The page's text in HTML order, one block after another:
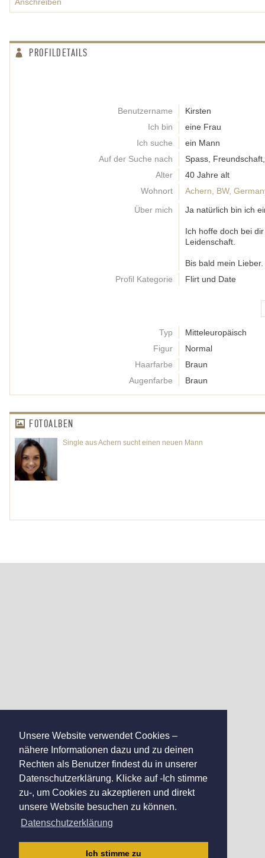
Unsere Website verwendet Cookies –
nähere Informationen dazu und zu deinen
Rechten als Benutzer findest du in unserer
Datenschutzerklärung. Klicke auf -Ich stimme
zu-, um Cookies zu akzeptieren und direkt
unsere Website besuchen zu können.
Datenschutzerklärung
Ich stimme zu
Anschreiben
PROFILDETAILS
Benutzername
Kirsten
Ich bin
eine Frau
Ich suche
ein Mann
Auf der Suche nach
Spass,
Alter
40 Jahre alt
Wohnort
Achern, BW,
Über mich
Ja natürlich bin ich
Ich hoffe doch bei
Leidenschaft.
Bis bald mein Lieber.
Profil Kategorie
Flirt und Date
Typ
Mitteleuropäisch
Figur
Normal
Haarfarbe
Braun
Augenfarbe
Braun
FOTOALBEN
Single aus Achern sucht einen neuen Mann